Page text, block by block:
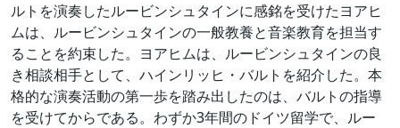
ルトを演奏したルービンシュタインに感銘を受けたヨアヒ
ムは、ルービンシュタインの一般教養と音楽教育を担当す
ることを約束した。ヨアヒムは、ルービンシュタインの良
き相談相手として、ハインリッヒ・バルトを紹介した。本
格的な演奏活動の第一歩を踏み出したのは、バルトの指導
を受けてからである。わずか3年間のドイツ留学で、ルー